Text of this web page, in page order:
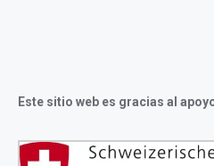
Este sitio web es gracias al